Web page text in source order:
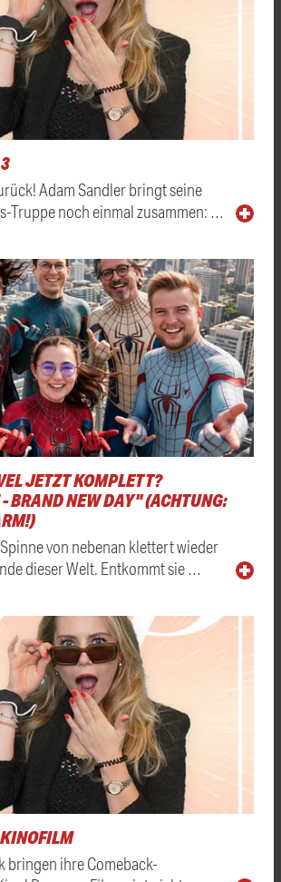
Adam Sandler bringt seine
Truppe noch einmal zusammen: …
JETZT KOMPLETT?
BRAND NEW DAY" (ACHTUNG:
von nebenan klettert wieder
dieser Welt. Entkommt sie …
bringen ihre Comeback-